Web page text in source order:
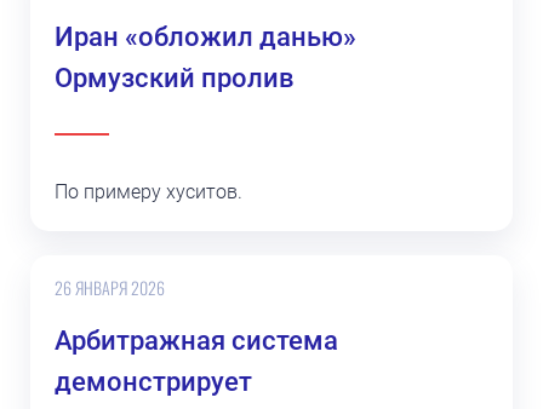
Иран «обложил данью»
Ормузский пролив
По примеру хуситов.
26 ЯНВАРЯ 2026
Арбитражная система
демонстрирует